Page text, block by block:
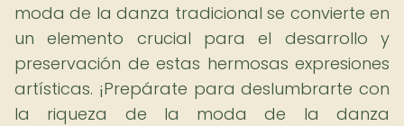
moda de la danza tradicional se convierte en
un elemento crucial para el desarrollo y
preservación de estas hermosas expresiones
artísticas. ¡Prepárate para deslumbrarte con
la riqueza de la moda de la danza